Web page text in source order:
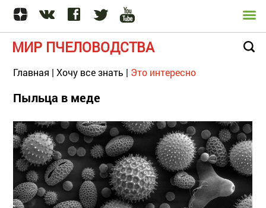
МИР ПЧЕЛОВОДСТВА
Главная | Хочу все знать | Это интересно
Пыльца в меде